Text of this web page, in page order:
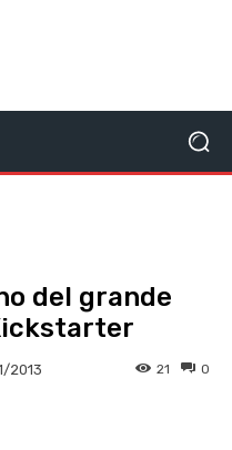
del grande
2013 0
21